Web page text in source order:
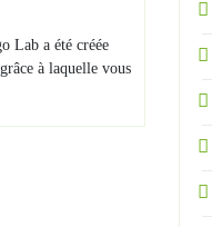
Lab a été créée
à laquelle vous